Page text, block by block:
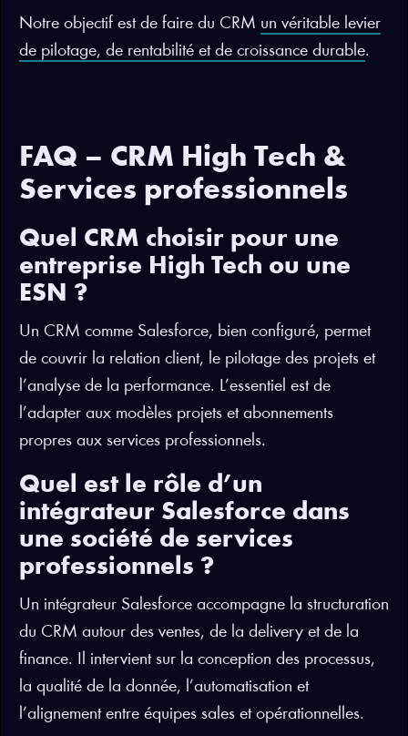
Notre objectif est de faire du CRM un véritable levier
de pilotage, de rentabilité et de croissance durable.
FAQ – CRM High Tech &
Services professionnels
Quel CRM choisir pour une
entreprise High Tech ou une
ESN ?
Un CRM comme Salesforce, bien configuré, permet
de couvrir la relation client, le pilotage des projets et
l’analyse de la performance. L’essentiel est de
l’adapter aux modèles projets et abonnements
propres aux services professionnels.
Quel est le rôle d’un
intégrateur Salesforce dans
une société de services
professionnels ?
Un intégrateur Salesforce accompagne la structuration
du CRM autour des ventes, de la delivery et de la
finance. Il intervient sur la conception des processus,
la qualité de la donnée, l’automatisation et
l’alignement entre équipes sales et opérationnelles.